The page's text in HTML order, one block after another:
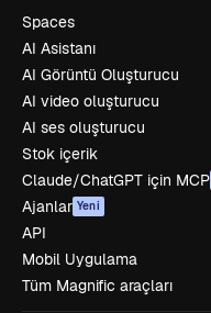
Spaces
AI Asistanı
AI Görüntü Oluşturucu
AI video oluşturucu
AI ses oluşturucu
Stok içerik
Claude/ChatGPT için MCP
Ajanlar Yeni
API
Mobil Uygulama
Tüm Magnific araçları